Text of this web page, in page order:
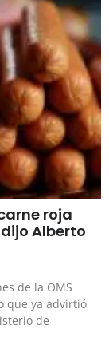
roja
Alberto
de la OMS
que ya advirtió
de